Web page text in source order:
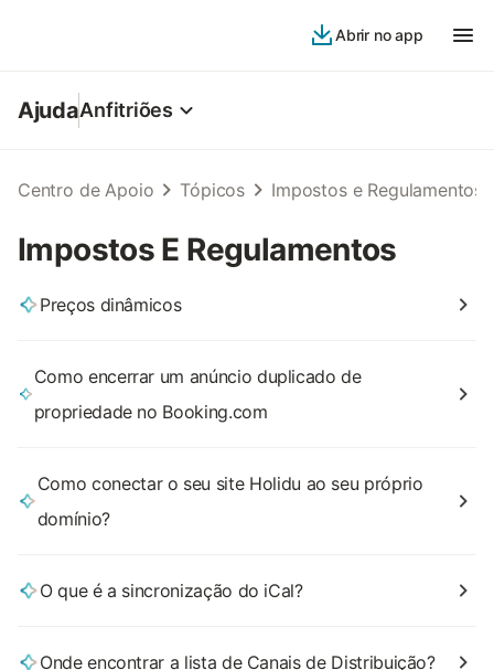
Abrir no app
AjudaAnfitriões
Centro de Apoio Tópicos Impostos e Regulamentos
Impostos E Regulamentos
Preços dinâmicos
Como encerrar um anúncio duplicado de
propriedade no Booking.com
Como conectar o seu site Holidu ao seu próprio
domínio?
O que é a sincronização do iCal?
Onde encontrar a lista de Canais de Distribuição?